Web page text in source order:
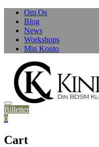
Skip
content
Om Os
Blog
News
Workshops
Min Konto
Billetter
0
Cart